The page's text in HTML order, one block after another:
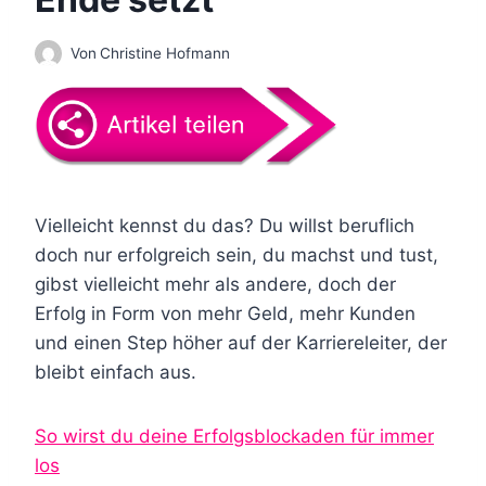
Von Christine Hofmann
Vielleicht kennst du das? Du willst beruflich
doch nur erfolgreich sein, du machst und tust,
gibst vielleicht mehr als andere, doch der
Erfolg in Form von mehr Geld, mehr Kunden
und einen Step höher auf der Karriereleiter, der
bleibt einfach aus.
So wirst du deine Erfolgsblockaden für immer
los